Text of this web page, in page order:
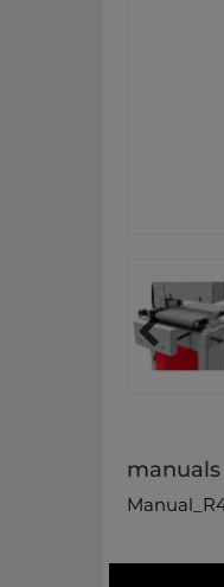
manuals